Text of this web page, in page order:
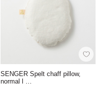
SENGER Spelt chaff pillow,
normal l …